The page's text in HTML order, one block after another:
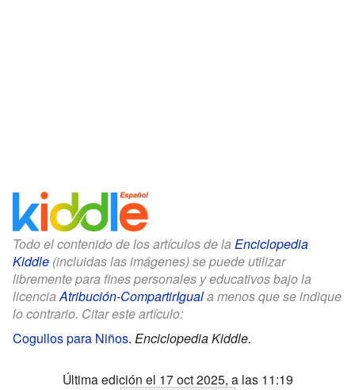
Todo el contenido de los artículos de la Enciclopedia
Kiddle (incluidas las imágenes) se puede utilizar
libremente para fines personales y educativos bajo la
licencia Atribución-CompartirIguala menos que se indique
lo contrario. Citar este artículo:
Cogullos para Niños. Enciclopedia Kiddle.
Última edición el 17 oct 2025, a las 11:19